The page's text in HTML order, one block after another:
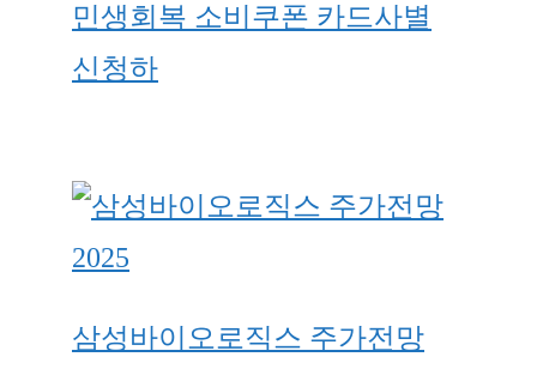
민생회복 소비쿠폰 카드사별
신청하
삼성바이오로직스 주가전망